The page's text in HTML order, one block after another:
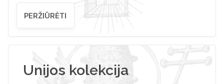
PERŽIŪRĖTI
Unijos kolekcija